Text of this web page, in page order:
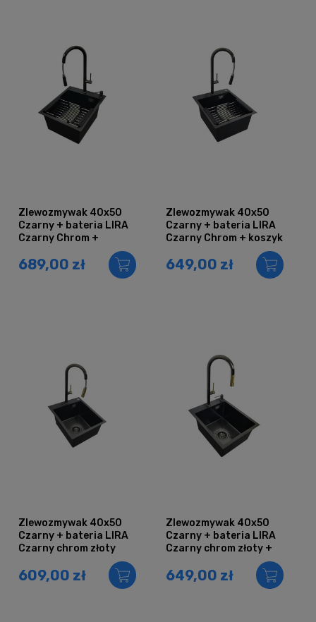
Zlewozmywak 40x50
Czarny + bateria LIRA
Czarny Chrom +
teleskopowy
689,00 zł
Zlewozmywak 40x50
Czarny + bateria LIRA
Czarny Chrom + koszyk
649,00 zł
Zlewozmywak 40x50
Czarny + bateria LIRA
Czarny chrom złoty
609,00 zł
Zlewozmywak 40x50
Czarny + bateria LIRA
Czarny chrom złoty +
649,00 zł